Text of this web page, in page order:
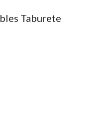
Taburete